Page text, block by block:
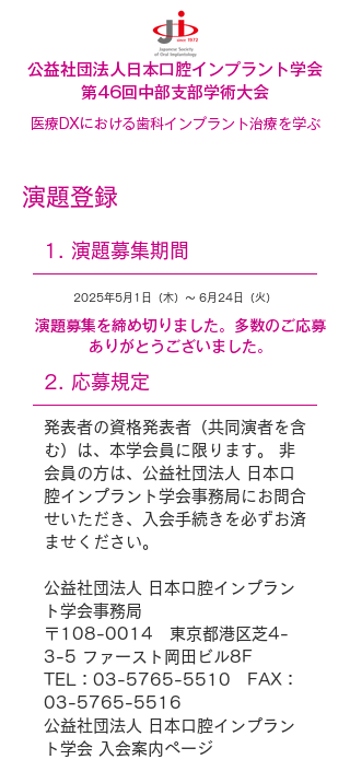
公益社団法人日本口腔インプラント学会
​第46回中部支部学術大会
医療DXにおける歯科インプラント治療を学ぶ
演題登録
1. 演題募集期間
2025年5月1日（木）～ 6月24日（火）
演題募集を締め切りました。多数のご応募
ありがとうございました。
2. 応募規定
発表者の資格発表者（共同演者を含
む）は、本学会員に限ります。 非
会員の方は、公益社団法人 日本口
腔インプラント学会事務局にお問合
せいただき、入会手続きを必ずお済
ませください。
公益社団法人 日本口腔インプラン
ト学会事務局
〒108-0014 東京都港区芝4-
3-5 ファースト岡田ビル8F
TEL：03-5765-5510 FAX：
03-5765-5516
公益社団法人 日本口腔インプラン
ト学会 入会案内ページ